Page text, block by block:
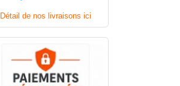
Détail de nos livraisons ici